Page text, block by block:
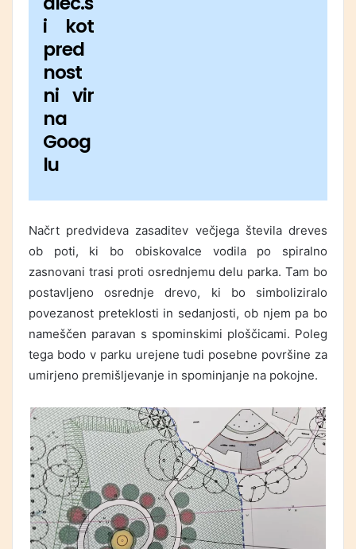
i kot
pred
nost
ni vir
na
Goog
lu
Načrt predvideva zasaditev večjega števila dreves
ob poti, ki bo obiskovalce vodila po spiralno
zasnovani trasi proti osrednjemu delu parka. Tam bo
postavljeno osrednje drevo, ki bo simboliziralo
povezanost preteklosti in sedanjosti, ob njem pa bo
nameščen paravan s spominskimi ploščicami. Poleg
tega bodo v parku urejene tudi posebne površine za
umirjeno premišljevanje in spominjanje na pokojne.